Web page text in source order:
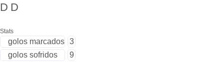
D D
Stats
golos marcados 3
golos sofridos
9